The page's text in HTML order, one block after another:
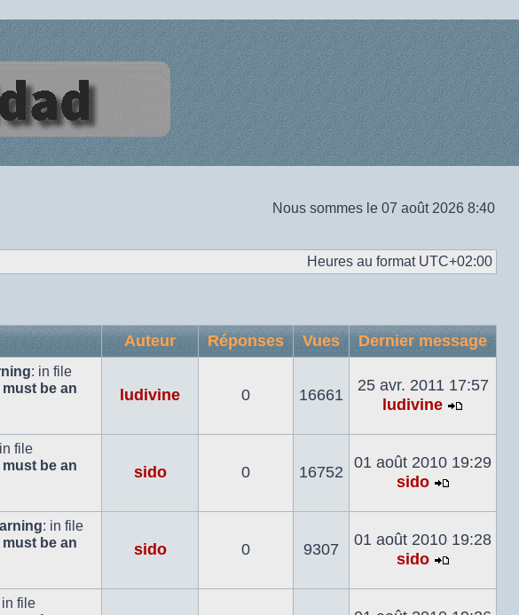
Nous sommes le 07 août 2026 8:40
Heures au format UTC+02:00
Auteur Réponses Vues Dernier message
: in file
be an
ludivine 0 16661
25 avr. 2011 17:57
ludivine
le
dernier
file
be an
sido 0 16752
01 août 2010 19:29
sido
le
dernier
: in file
be an
sido 0 9307
01 août 2010 19:28
sido
le
dernier
in file